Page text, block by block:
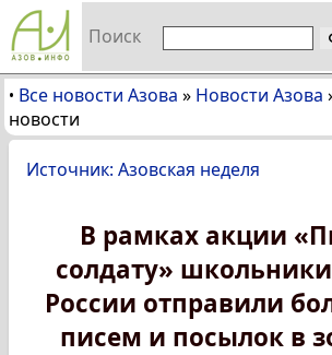
Поиск
• Все новости Азова » Новости Азова
новости
Источник: Азовская неделя
В рамках акции
солдату»
России отправили
писем и посылок в